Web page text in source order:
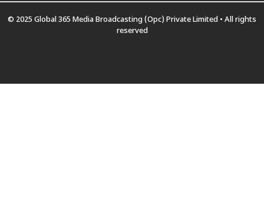
© 2025 Global 365 Media Broadcasting (Opc) Private Limited • All rights
reserved